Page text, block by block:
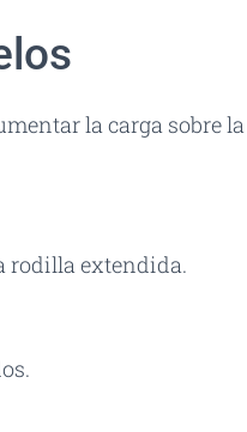
la carga sobre
rodilla extendida.